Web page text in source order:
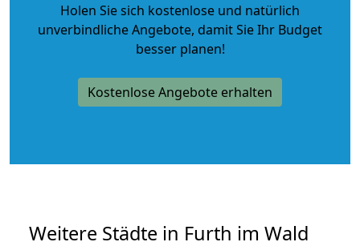
Holen Sie sich kostenlose und natürlich
unverbindliche Angebote, damit Sie Ihr Budget
besser planen!
Kostenlose Angebote erhalten
Weitere Städte in Furth im Wald